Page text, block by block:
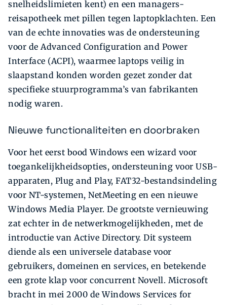
snelheidslimieten kent) en een managers-
reisapotheek met pillen tegen laptopklachten. Een
van de echte innovaties was de ondersteuning
voor de Advanced Configuration and Power
Interface (ACPI), waarmee laptops veilig in
slaapstand konden worden gezet zonder dat
specifieke stuurprogramma’s van fabrikanten
nodig waren.
Nieuwe functionaliteiten en doorbraken
Voor het eerst bood Windows een wizard voor
toegankelijkheidsopties, ondersteuning voor USB-
apparaten, Plug and Play, FAT32-bestandsindeling
voor NT-systemen, NetMeeting en een nieuwe
Windows Media Player. De grootste vernieuwing
zat echter in de netwerkmogelijkheden, met de
introductie van Active Directory. Dit systeem
diende als een universele database voor
gebruikers, domeinen en services, en betekende
een grote klap voor concurrent Novell. Microsoft
bracht in mei 2000 de Windows Services for